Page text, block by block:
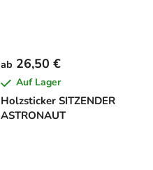
Holzsticker SITZENDER
ASTRONAUT
ab 26,50 €
Auf Lager